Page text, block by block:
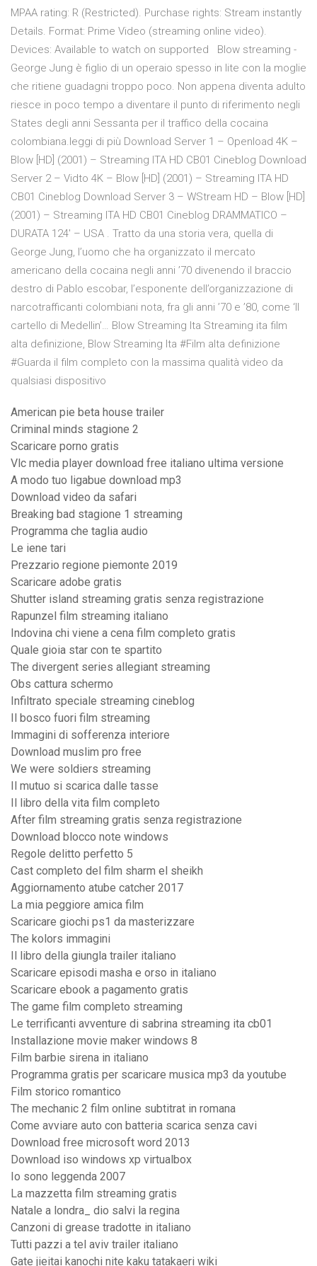
MPAA rating: R (Restricted). Purchase rights: Stream instantly
Details. Format: Prime Video (streaming online video).
Devices: Available to watch on supported Blow streaming -
George Jung è figlio di un operaio spesso in lite con la moglie
che ritiene guadagni troppo poco. Non appena diventa adulto
riesce in poco tempo a diventare il punto di riferimento negli
States degli anni Sessanta per il traffico della cocaina
colombiana.leggi di più Download Server 1 – Openload 4K –
Blow [HD] (2001) – Streaming ITA HD CB01 Cineblog Download
Server 2 – Vidto 4K – Blow [HD] (2001) – Streaming ITA HD
CB01 Cineblog Download Server 3 – WStream HD – Blow [HD]
(2001) – Streaming ITA HD CB01 Cineblog DRAMMATICO –
DURATA 124′ – USA . Tratto da una storia vera, quella di
George Jung, l’uomo che ha organizzato il mercato
americano della cocaina negli anni ’70 divenendo il braccio
destro di Pablo escobar, l’esponente dell’organizzazione di
narcotrafficanti colombiani nota, fra gli anni ’70 e ’80, come ‘Il
cartello di Medellin’… Blow Streaming Ita Streaming ita film
alta definizione, Blow Streaming Ita #Film alta definizione
#Guarda il film completo con la massima qualità video da
qualsiasi dispositivo
American pie beta house trailer
Criminal minds stagione 2
Scaricare porno gratis
Vlc media player download free italiano ultima versione
A modo tuo ligabue download mp3
Download video da safari
Breaking bad stagione 1 streaming
Programma che taglia audio
Le iene tari
Prezzario regione piemonte 2019
Scaricare adobe gratis
Shutter island streaming gratis senza registrazione
Rapunzel film streaming italiano
Indovina chi viene a cena film completo gratis
Quale gioia star con te spartito
The divergent series allegiant streaming
Obs cattura schermo
Infiltrato speciale streaming cineblog
Il bosco fuori film streaming
Immagini di sofferenza interiore
Download muslim pro free
We were soldiers streaming
Il mutuo si scarica dalle tasse
Il libro della vita film completo
After film streaming gratis senza registrazione
Download blocco note windows
Regole delitto perfetto 5
Cast completo del film sharm el sheikh
Aggiornamento atube catcher 2017
La mia peggiore amica film
Scaricare giochi ps1 da masterizzare
The kolors immagini
Il libro della giungla trailer italiano
Scaricare episodi masha e orso in italiano
Scaricare ebook a pagamento gratis
The game film completo streaming
Le terrificanti avventure di sabrina streaming ita cb01
Installazione movie maker windows 8
Film barbie sirena in italiano
Programma gratis per scaricare musica mp3 da youtube
Film storico romantico
The mechanic 2 film online subtitrat in romana
Come avviare auto con batteria scarica senza cavi
Download free microsoft word 2013
Download iso windows xp virtualbox
Io sono leggenda 2007
La mazzetta film streaming gratis
Natale a londra_ dio salvi la regina
Canzoni di grease tradotte in italiano
Tutti pazzi a tel aviv trailer italiano
Gate jieitai kanochi nite kaku tatakaeri wiki